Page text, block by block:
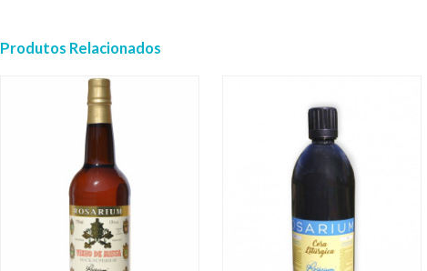
Produtos Relacionados